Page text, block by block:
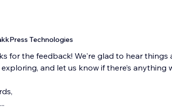
Technologies
for the feedback! We're glad to hear things
exploring, and let us know if there’s